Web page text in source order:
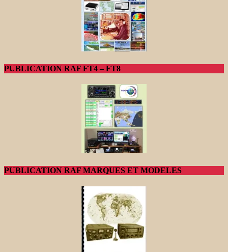
PUBLICATION RAF FT4 – FT8
PUBLICATION RAF MARQUES ET MODELES